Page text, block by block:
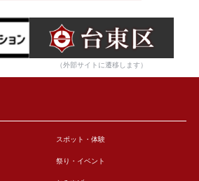
（外部サイトに遷移します）
スポット・体験
祭り・イベント